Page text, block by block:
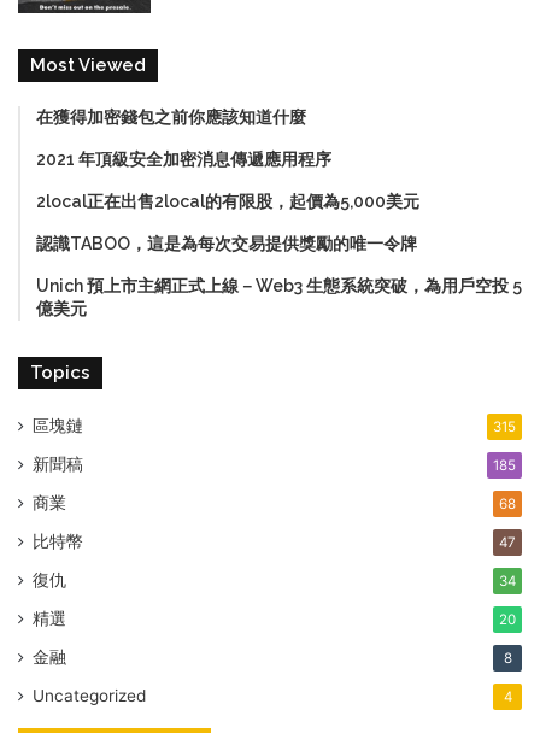
Most Viewed
在獲得加密錢包之前你應該知道什麼
2021 年頂級安全加密消息傳遞應用程序
2local正在出售2local的有限股，起價為5,000美元
認識TABOO，這是為每次交易提供獎勵的唯一令牌
Unich 預上市主網正式上線－Web3 生態系統突破，為用戶空投 5
億美元
Topics
區塊鏈 315
新聞稿 185
商業 68
比特幣 47
復仇 34
精選 20
金融 8
Uncategorized 4